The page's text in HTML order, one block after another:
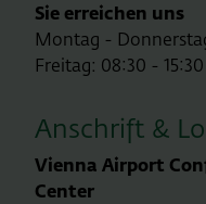
Sie erreichen uns
Montag -
Freitag: 08:30 -
Anschrift &
Vienna Airport
Center